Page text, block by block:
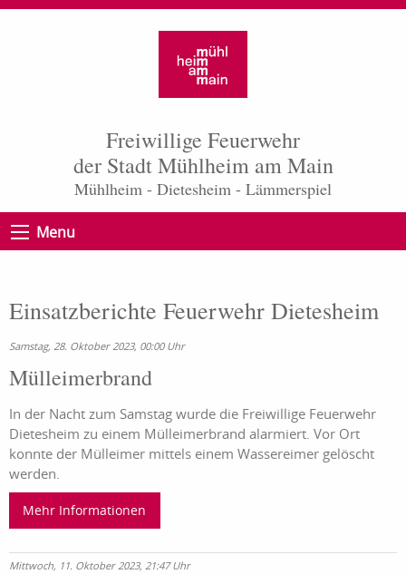
Freiwillige Feuerwehr
der Stadt Mühlheim am Main
Mühlheim - Dietesheim - Lämmerspiel
Menu
Einsatzberichte Feuerwehr Dietesheim
Samstag, 28. Oktober 2023, 00:00 Uhr
Mülleimerbrand
In der Nacht zum Samstag wurde die Freiwillige Feuerwehr
Dietesheim zu einem Mülleimerbrand alarmiert. Vor Ort
konnte der Mülleimer mittels einem Wassereimer gelöscht
werden.
Mehr Informationen
Mittwoch, 11. Oktober 2023, 21:47 Uhr